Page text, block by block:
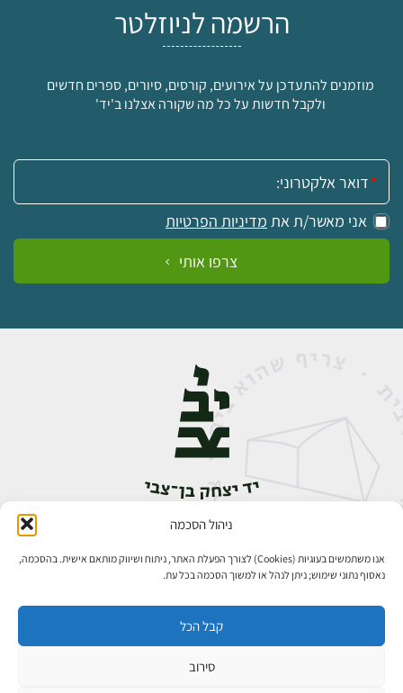
ניהול הסכמה
אנו משתמשים בעוגיות (Cookies) לצורך הפעלת האתר, ניתוח ושיווק מותאם אישית. בהסכמה,
נאסוף נתוני שימוש; ניתן לנהל או למשוך הסכמה בכל עת.
קבל הכל
סירוב
הרשמה לניוזלטר
מוזמנים להתעדכן על אירועים, קורסים, סיורים, ספרים חדשים
ולקבל חדשות על כל מה שקורה אצלנו ב'יד'
אימייל:
אני מאשר/ת את מדיניות הפרטיות
צרפו אותי
אבן גבירול 14, רחביה, ירושלים